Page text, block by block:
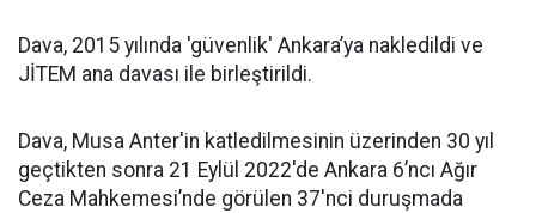
Dava, 2015 yılında 'güvenlik' Ankara’ya nakledildi ve
JİTEM ana davası ile birleştirildi.
Dava, Musa Anter'in katledilmesinin üzerinden 30 yıl
geçtikten sonra 21 Eylül 2022'de Ankara 6’ncı Ağır
Ceza Mahkemesi’nde görülen 37'nci duruşmada